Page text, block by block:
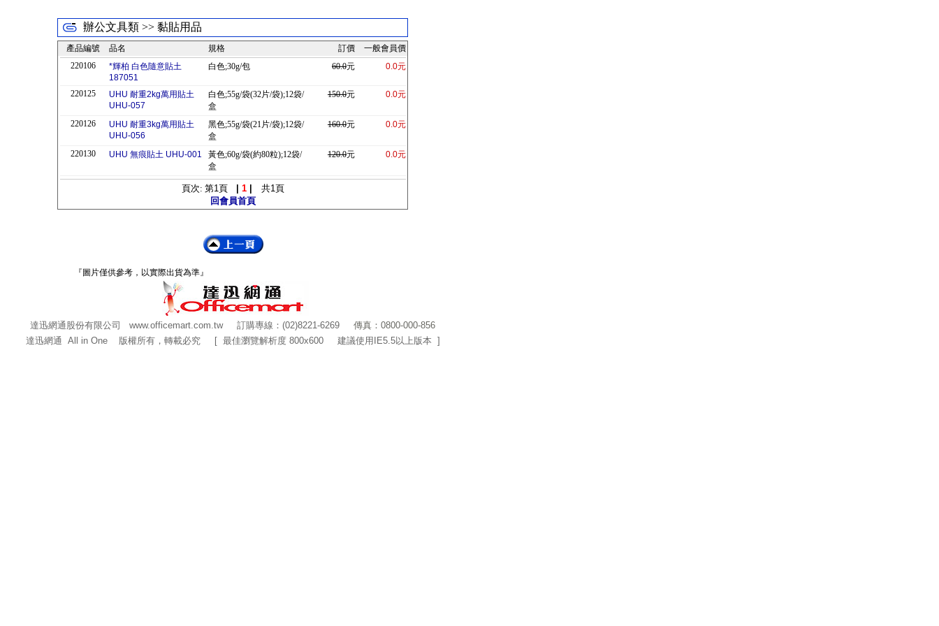
辦公文具類 >> 黏貼用品
產品編號 品名 規格 訂價
一般會員價
220106
*輝柏 白色隨意貼土
187051
白色;30g/包 60.0元 0.0元
220125
UHU 耐重2kg萬用貼土
UHU-057
白色;55g/袋(32片/袋);12袋/
盒
150.0元 0.0元
220126
UHU 耐重3kg萬用貼土
UHU-056
黑色;55g/袋(21片/袋);12袋/
盒
160.0元 0.0元
220130 UHU 無痕貼土 UHU-001
黃色;60g/袋(約80粒);12袋/
盒
120.0元 0.0元
頁次: 第1頁 1| 共1頁
回會員首頁
『圖片僅供參考，以實際出貨為準』
達迅網通股份有限公司 www.officemart.com.tw訂購專線：(02)8221-6269
傳真：0800-000-856
達迅網通 All in One 版權所有，轉載必究 [ 最佳瀏覽解析度 800x600 建議使用IE5.5以上版本 ]